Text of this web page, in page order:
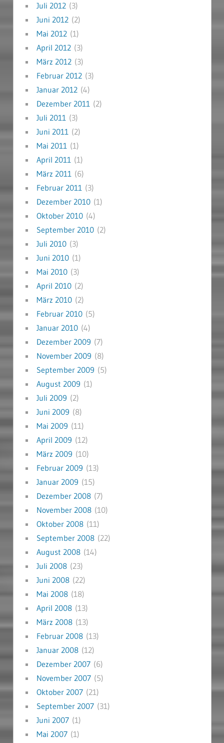
Juli 2012(3)
Juni 2012(2)
Mai 2012(1)
April 2012(3)
März 2012(3)
Februar 2012(3)
Januar 2012(4)
Dezember 2011(2)
Juli 2011(3)
Juni 2011(2)
Mai 2011(1)
April 2011(1)
März 2011(6)
Februar 2011(3)
Dezember 2010(1)
Oktober 2010(4)
September 2010(2)
Juli 2010(3)
Juni 2010(1)
Mai 2010(3)
April 2010(2)
März 2010(2)
Februar 2010(5)
Januar 2010(4)
Dezember 2009 (7)
November 2009 (8)
September 2009 (5)
August 2009 (1)
Juli 2009 (2)
Juni 2009 (8)
Mai 2009 (11)
April 2009 (12)
März 2009 (10)
Februar 2009 (13)
Januar 2009 (15)
Dezember 2008(7)
November 2008(10)
Oktober 2008(11)
September 2008(22)
August 2008(14)
Juli 2008(23)
Juni 2008(22)
Mai 2008(18)
April 2008(13)
März 2008(13)
Februar 2008(13)
Januar 2008(12)
Dezember 2007(6)
November 2007(5)
Oktober 2007(21)
September 2007(31)
Juni 2007(1)
Mai 2007(1)